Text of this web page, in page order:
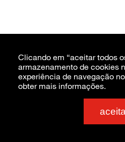
Clicando em “aceitar todos
armazenamento de cookies
experiência de navegação
obter mais informações.